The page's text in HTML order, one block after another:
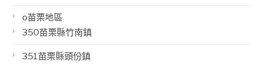
o苗栗地區
350苗栗縣竹南鎮
351苗栗縣頭份鎮